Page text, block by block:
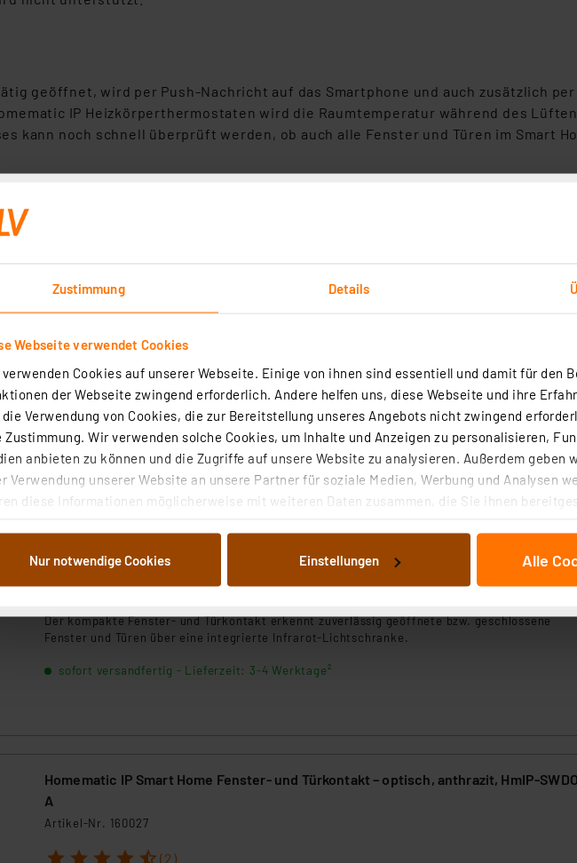
Zustimmung Details
Webseite verwendet Cookies
Cookies auf unserer Webseite. Einige von ihnen sind essentiell und damit für den
der Webseite zwingend erforderlich. Andere helfen uns, diese Webseite und ihre
die Verwendung von Cookies, die zur Bereitstellung unseres Angebots nicht zwingend
Zustimmung. Wir verwenden solche Cookies, um Inhalte und Anzeigen zu personalisieren,
anbieten zu können und die Zugriffe auf unsere Website zu analysieren. Außerdem geben
Verwendung unserer Website an unsere Partner für soziale Medien, Werbung und Analysen
diese Informationen möglicherweise mit weiteren Daten zusammen, die Sie ihnen
für die nachfolgend dargestellten bzw. die von Ihnen ausgewählten
DSG-VO) zu. Eine detaillierte Auflistung der einzelnen Cookies nach Zweck und Anbieter
oder teilweise zustimmen. Ihre erteilte Zustimmung können Sie jederzeit unter dem Link
oder widerrufen. Die Rechtmäßigkeit der Speicherung, Abrufung und Weiterverarbeitung
und Analyse bis zum Zeitpunkt des Widerrufs bleibt hiervon unberührt. Ihre Browser-
Infos zu diesen Drittanbietern und zu der jeweiligen Datenübermittlung erhalten Sie in der
die USA besteht kein Angemessenheitsbeschluss der EU. Dies bedeutet, dass die USA als
nach EU-Standards eingestuft wird. So besteht etwa das Risiko, dass US-Behörden
Nur notwendige Cookies Einstellungen Alle
geöffnet, wird per Push-Nachricht auf das Smartphone und auch zusätzlich
IP Heizkörperthermostaten wird die Raumtemperatur während des
kann noch schnell überprüft werden, ob auch alle Fenster und Türen im Smart
4
Heizungstemperatur durch einen per Funk verbundenen elektronischen
Heizkörperthermostaten während des Lüftens.
sofort versandfertig - Lieferzeit: 3-4 Werktage²
SWDO-I
Artikel-Nr. 151039
1 2 3 4 5 (15)
Der kompakte Fenster- und Türkontakt erkennt zuverlässig geöffnete bzw. geschlossene
Fenster und Türen über eine integrierte Infrarot-Lichtschranke.
sofort versandfertig - Lieferzeit: 3-4 Werktage²
Homematic IP Smart Home Fenster- und Türkontakt – optisch, anthrazit, HmIP-
A
Artikel-Nr. 160027
1 2 3 4 5 (2)